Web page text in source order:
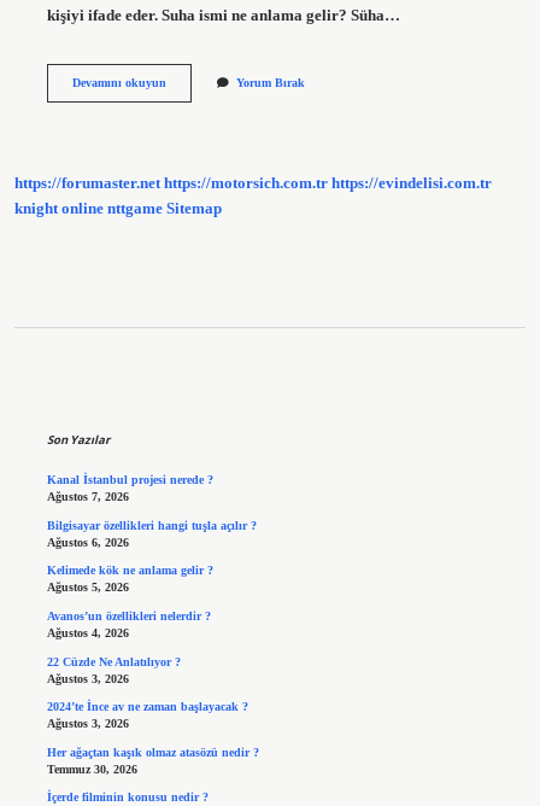
kişiyi ifade eder. Suha ismi ne anlama gelir? Süha…
Devamını okuyunSanya
Yorum Bırak
https://forumaster.net https://motorsich.com.tr https://evindelisi.com.tr
knight online nttgame Sitemap
Son Yazılar
Kanal İstanbul projesi nerede ?
Ağustos 7, 2026
Bilgisayar özellikleri hangi tuşla açılır ?
Ağustos 6, 2026
Kelimede kök ne anlama gelir ?
Ağustos 5, 2026
Avanos’un özellikleri nelerdir ?
Ağustos 4, 2026
22 Cüzde Ne Anlatılıyor ?
Ağustos 3, 2026
2024’te İnce av ne zaman başlayacak ?
Ağustos 3, 2026
Her ağaçtan kaşık olmaz atasözü nedir ?
Temmuz 30, 2026
İçerde filminin konusu nedir ?